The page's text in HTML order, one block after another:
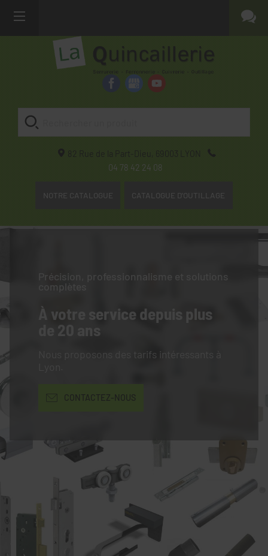
82 Rue de la Part-Dieu, 69003
LYON
04 78 42 24 08
NOTRE CATALOGUE CATALOGUE D'OUTILLAGE
Précision, professionnalisme et solutions
complètes
À votre service depuis plus
de 20 ans
Nous proposons des tarifs intéressants à
CONTACTEZ-NOUS